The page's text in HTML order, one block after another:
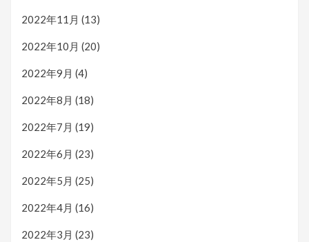
2022年11月 (13)
2022年10月 (20)
2022年9月 (4)
2022年8月 (18)
2022年7月 (19)
2022年6月 (23)
2022年5月 (25)
2022年4月 (16)
2022年3月 (23)